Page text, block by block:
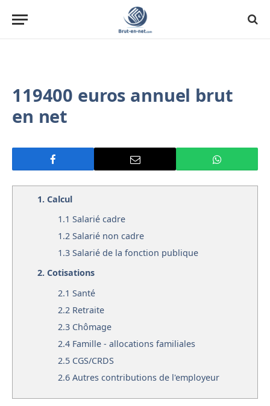
119400 euros annuel brut
en net
1. Calcul
1.1 Salarié cadre
1.2 Salarié non cadre
1.3 Salarié de la fonction publique
2. Cotisations
2.1 Santé
2.2 Retraite
2.3 Chômage
2.4 Famille - allocations familiales
2.5 CGS/CRDS
2.6 Autres contributions de l'employeur